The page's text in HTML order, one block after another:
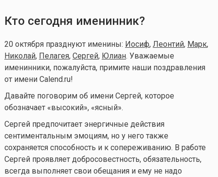
Кто сегодня именинник?
20 октября празднуют именины: Иосиф, Леонтий, Марк,
Николай, Пелагея, Сергей, Юлиан. Уважаемые
именинники, пожалуйста, примите наши поздравления
от имени Calend.ru!
Давайте поговорим об имени Сергей, которое
обозначает «высокий», «ясный».
Сергей предпочитает энергичные действия
сентиментальным эмоциям, но у него также
сохраняется способность и к сопереживанию. В работе
Сергей проявляет добросовестность, обязательность,
всегда выполняет свои обещания и ему не надо